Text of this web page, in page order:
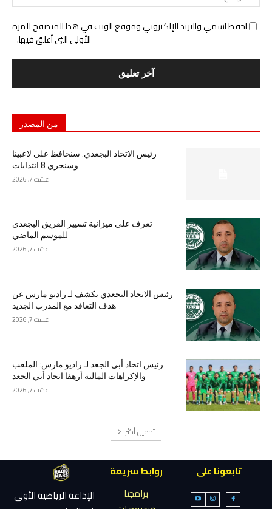
احفظ اسمي والبريد الإلكتروني وموقع الويب في هذا المتصفح للمرة
الأولى التي أعلق فيها.
من المصدر
رئيس الاتحاد البجعدي: سنحافظ على لاعبينا
وسنجري 8 انتدابات
غشت 7, 2026
تعرف على ميزانية تسيير الفريق البجعدي
للموسم الماضي
غشت 7, 2026
رئيس الاتحاد البجعدي يكشف لـ راديو مارس عن
هدف التعاقد مع المدرب الجديد
غشت 7, 2026
رئيس اتحاد أبي الجعد لـ راديو مارس: الملعب
والإكراهات المالية أرهقا اتحاد أبي الجعد
غشت 7, 2026
تحميل أكثر
تابعونا على
روابط سريعة
برامجنا
الإذاعة الرياضية الأولى